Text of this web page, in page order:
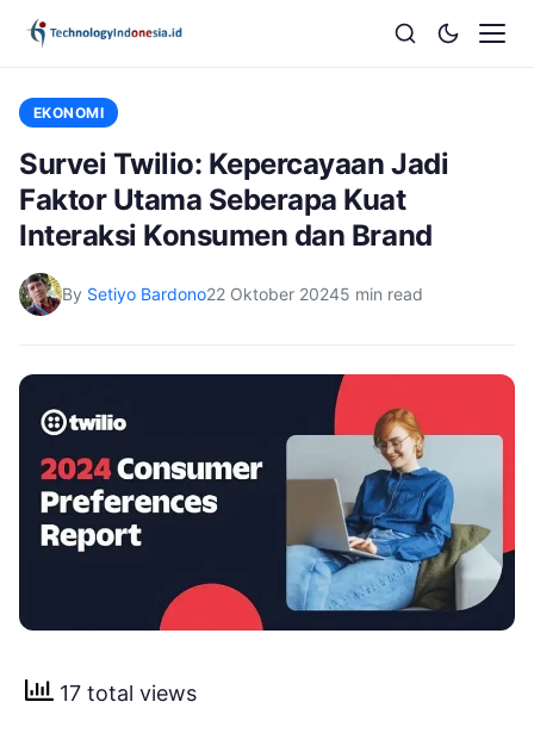
EKONOMI
Survei Twilio: Kepercayaan Jadi
Faktor Utama Seberapa Kuat
Interaksi Konsumen dan Brand
By Setiyo Bardono22 Oktober 20245 min read
17 total views